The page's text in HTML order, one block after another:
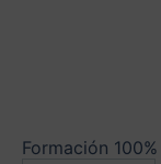
Formación